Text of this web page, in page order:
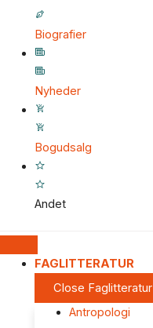
Biografier
Nyheder
Bogudsalg
Andet
FAGLITTERATUR
Close Faglitteratur
Antropologi